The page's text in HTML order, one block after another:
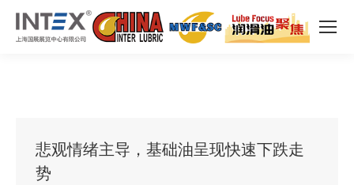
悲观情绪主导，基础油呈现快速下跌走
势